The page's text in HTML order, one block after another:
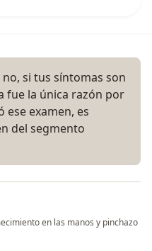
si tus síntomas son
fue la única razón por
ese examen, es
del segmento
en las manos y pinchazo